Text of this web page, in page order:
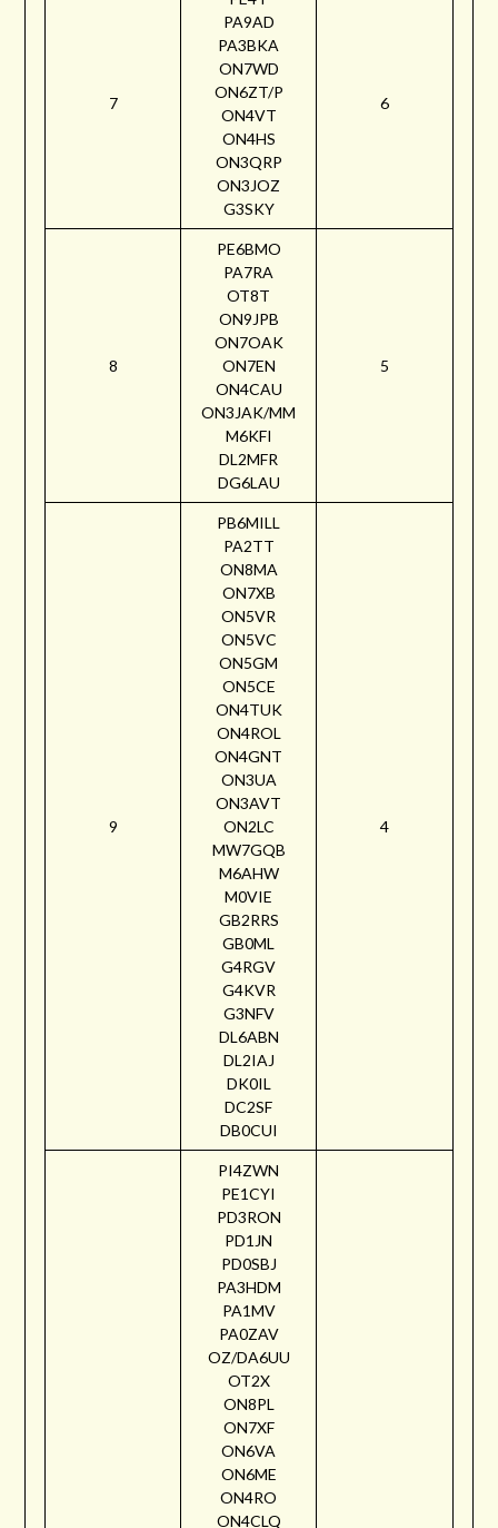
7
PA9AD
PA3BKA
ON7WD
ON6ZT/P
ON4VT
ON4HS
ON3QRP
ON3JOZ
G3SKY
6
8
PE6BMO
PA7RA
OT8T
ON9JPB
ON7OAK
ON7EN
ON4CAU
ON3JAK/MM
M6KFI
DL2MFR
DG6LAU
5
9
PB6MILL
PA2TT
ON8MA
ON7XB
ON5VR
ON5VC
ON5GM
ON5CE
ON4TUK
ON4ROL
ON4GNT
ON3UA
ON3AVT
ON2LC
MW7GQB
M6AHW
M0VIE
GB2RRS
GB0ML
G4RGV
G4KVR
G3NFV
DL6ABN
DL2IAJ
DK0IL
DC2SF
DB0CUI
4
PI4ZWN
PE1CYI
PD3RON
PD1JN
PD0SBJ
PA3HDM
PA1MV
PA0ZAV
OZ/DA6UU
OT2X
ON8PL
ON7XF
ON6VA
ON6ME
ON4RO
ON4CLQ